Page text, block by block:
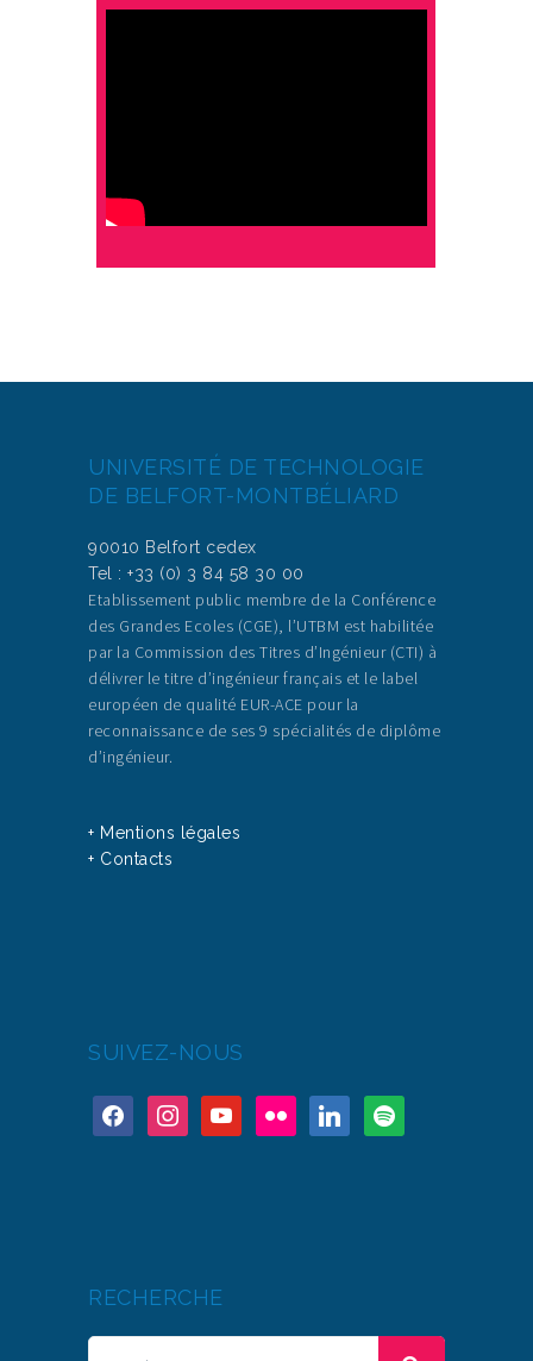
UNIVERSITÉ DE TECHNOLOGIE
DE BELFORT-MONTBÉLIARD
90010 Belfort cedex
Tel : +33 (0) 3 84 58 30 00
Etablissement public membre de la Conférence
des Grandes Ecoles (CGE), l’UTBM est habilitée
par la Commission des Titres d’Ingénieur (CTI) à
délivrer le titre d’ingénieur français et le label
européen de qualité EUR-ACE pour la
reconnaissance de ses 9 spécialités de diplôme
d’ingénieur.
+ Mentions légales
+ Contacts
SUIVEZ-NOUS
RECHERCHE